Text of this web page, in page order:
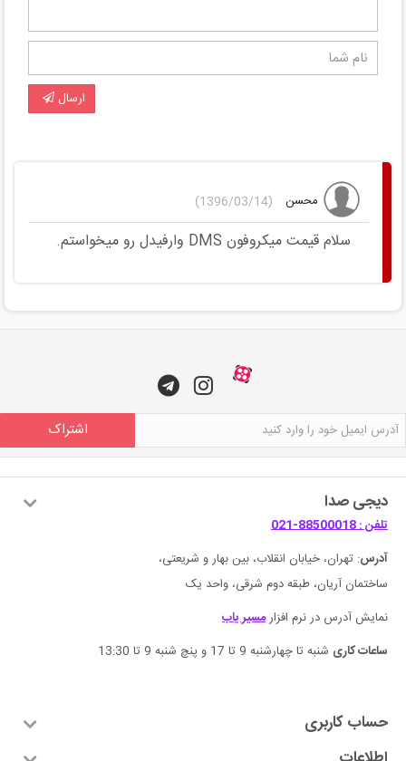
ارسال
محسن (1396/03/14)
سلام قیمت میکروفون DMS وارفیدل رو میخواستم.
اشتراک
دیجی صدا
تلفن : 88500018-021
آدرس: تهران، خیابان انقلاب، بین بهار و شریعتی،
ساختمان آریان، طبقه دوم شرقی، واحد یک
نمایش آدرس در نرم افزارمسیر یاب
ساعات کاری شنبه تا چهارشنبه 9 تا 17 و پنچ شنبه 9 تا 13:30
حساب کاربری